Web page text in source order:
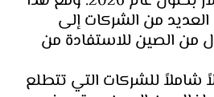
من الشركات إلى
من الصين للاستفادة من
شاملاً للشركات التي تتطلع